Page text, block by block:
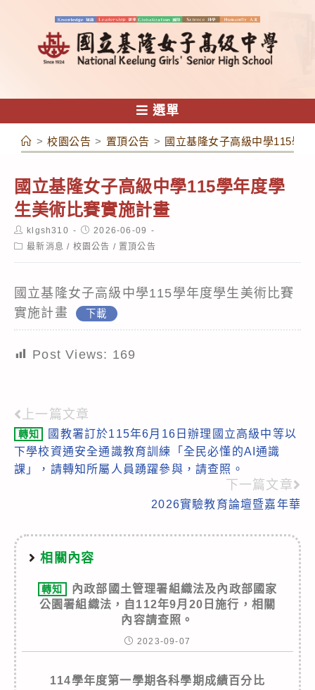
容
選單
> 校園公告 > 置頂公告 > 國立基隆女子高級中學115學
國立基隆女子高級中學115學年度學
生美術比賽實施計畫
Post
author:
klgsh310
Post
published:
2026-06-09
Post最新消息 / 校園公告 / 置頂公告
國立基隆女子高級中學115學年度學生美術比賽
實施計畫
下載
Post Views: 169
Read
more
articles
上一篇文章
轉知
國教署訂於115年6月16日辦理國立高級中等以
下學校資通安全通識教育訓練「全民必懂的AI通識
課」，請轉知所屬人員踴躍參與，請查照。
下一篇文章
2026實驗教育論壇暨嘉年華
相關內容
轉知
內政部國土管理署組織法及內政部國家
公園署組織法，自112年9月20日施行，相關
內容請查照。
2023-09-07
114學年度第一學期各科學期成績百分比